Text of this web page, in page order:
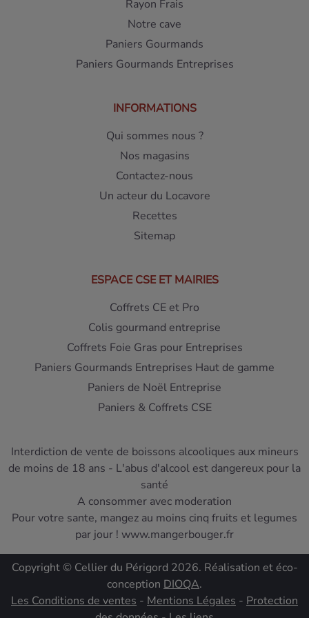
Rayon Frais
Notre cave
Paniers Gourmands
Paniers Gourmands Entreprises
INFORMATIONS
Qui sommes nous ?
Nos magasins
Contactez-nous
Un acteur du Locavore
Recettes
Sitemap
ESPACE CSE ET MAIRIES
Coffrets CE et Pro
Colis gourmand entreprise
Coffrets Foie Gras pour Entreprises
Paniers Gourmands Entreprises Haut de gamme
Paniers de Noël Entreprise
Paniers & Coffrets CSE
Interdiction de vente de boissons alcooliques aux mineurs
de moins de 18 ans - L'abus d'alcool est dangereux pour la
santé
A consommer avec moderation
Pour votre sante, mangez au moins cinq fruits et legumes
par jour ! www.mangerbouger.fr
Copyright © Cellier du Périgord 2026. Réalisation et éco-
conception DIOQA.
Les Conditions de ventes - Mentions Légales - Protection